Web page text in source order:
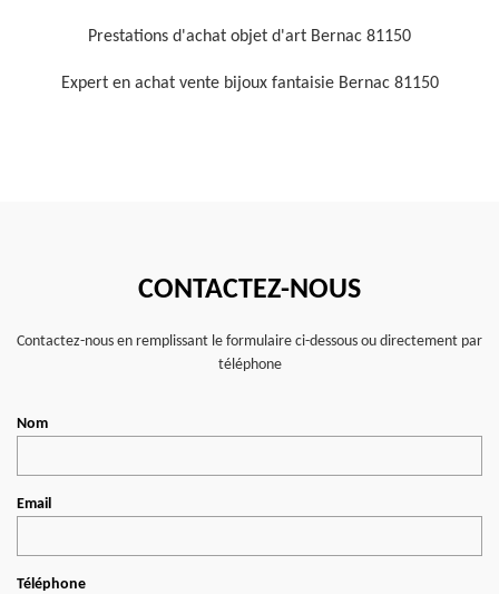
Prestations d'achat objet d'art Bernac 81150
Expert en achat vente bijoux fantaisie Bernac 81150
CONTACTEZ-NOUS
Contactez-nous en remplissant le formulaire ci-dessous ou directement par
téléphone
Nom
Email
Téléphone